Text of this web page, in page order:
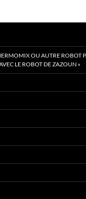
OU AUTRE ROBOT
LE ROBOT DE ZAZOUN »